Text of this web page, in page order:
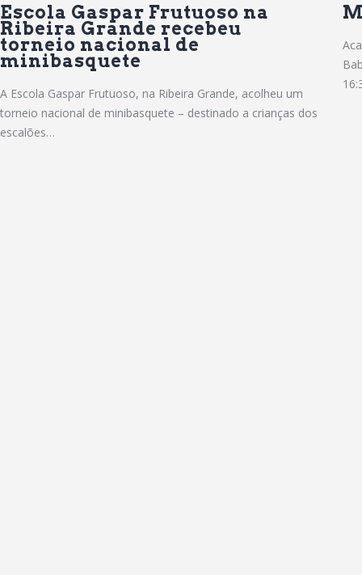
Escola Gaspar Frutuoso na
Ribeira Grande recebeu
torneio nacional de
minibasquete
A Escola Gaspar Frutuoso, na Ribeira Grande, acolheu um
torneio nacional de minibasquete – destinado a crianças dos
escalões…